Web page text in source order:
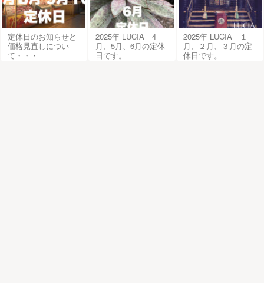
定休日のお知らせと
価格見直しについ
て・・・
2025年 LUCIA 4
月、5月、6月の定休
日です。
2025年 LUCIA １
月、２月、３月の定
休日です。